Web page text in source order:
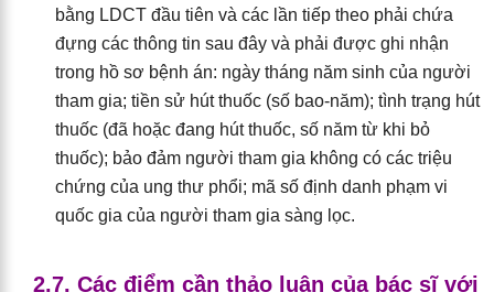
bằng LDCT đầu tiên và các lần tiếp theo phải chứa
đựng các thông tin sau đây và phải được ghi nhận
trong hồ sơ bệnh án: ngày tháng năm sinh của người
tham gia; tiền sử hút thuốc (số bao-năm); tình trạng hút
thuốc (đã hoặc đang hút thuốc, số năm từ khi bỏ
thuốc); bảo đảm người tham gia không có các triệu
chứng của ung thư phổi; mã số định danh phạm vi
quốc gia của người tham gia sàng lọc.
2.7. Các điểm cần thảo luận của bác sĩ với